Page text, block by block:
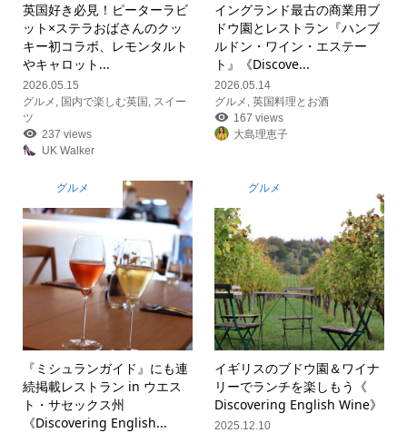
英国好き必見！ピーターラビ
ット×ステラおばさんのクッ
キー初コラボ、レモンタルト
やキャロット...
2026.05.15
グルメ , 国内で楽しむ英国 , スイー
ツ
237 views
UK Walker
イングランド最古の商業用ブ
ドウ園とレストラン『ハンブ
ルドン・ワイン・エステー
ト』《Discove...
2026.05.14
グルメ ,英国料理とお酒
167 views
大島理恵子
グルメ
『ミシュランガイド』にも連
続掲載レストラン in ウエス
ト・サセックス州
《Discovering English...
グルメ
イギリスのブドウ園＆ワイナ
リーでランチを楽しもう《
Discovering English Wine》
2025.12.10